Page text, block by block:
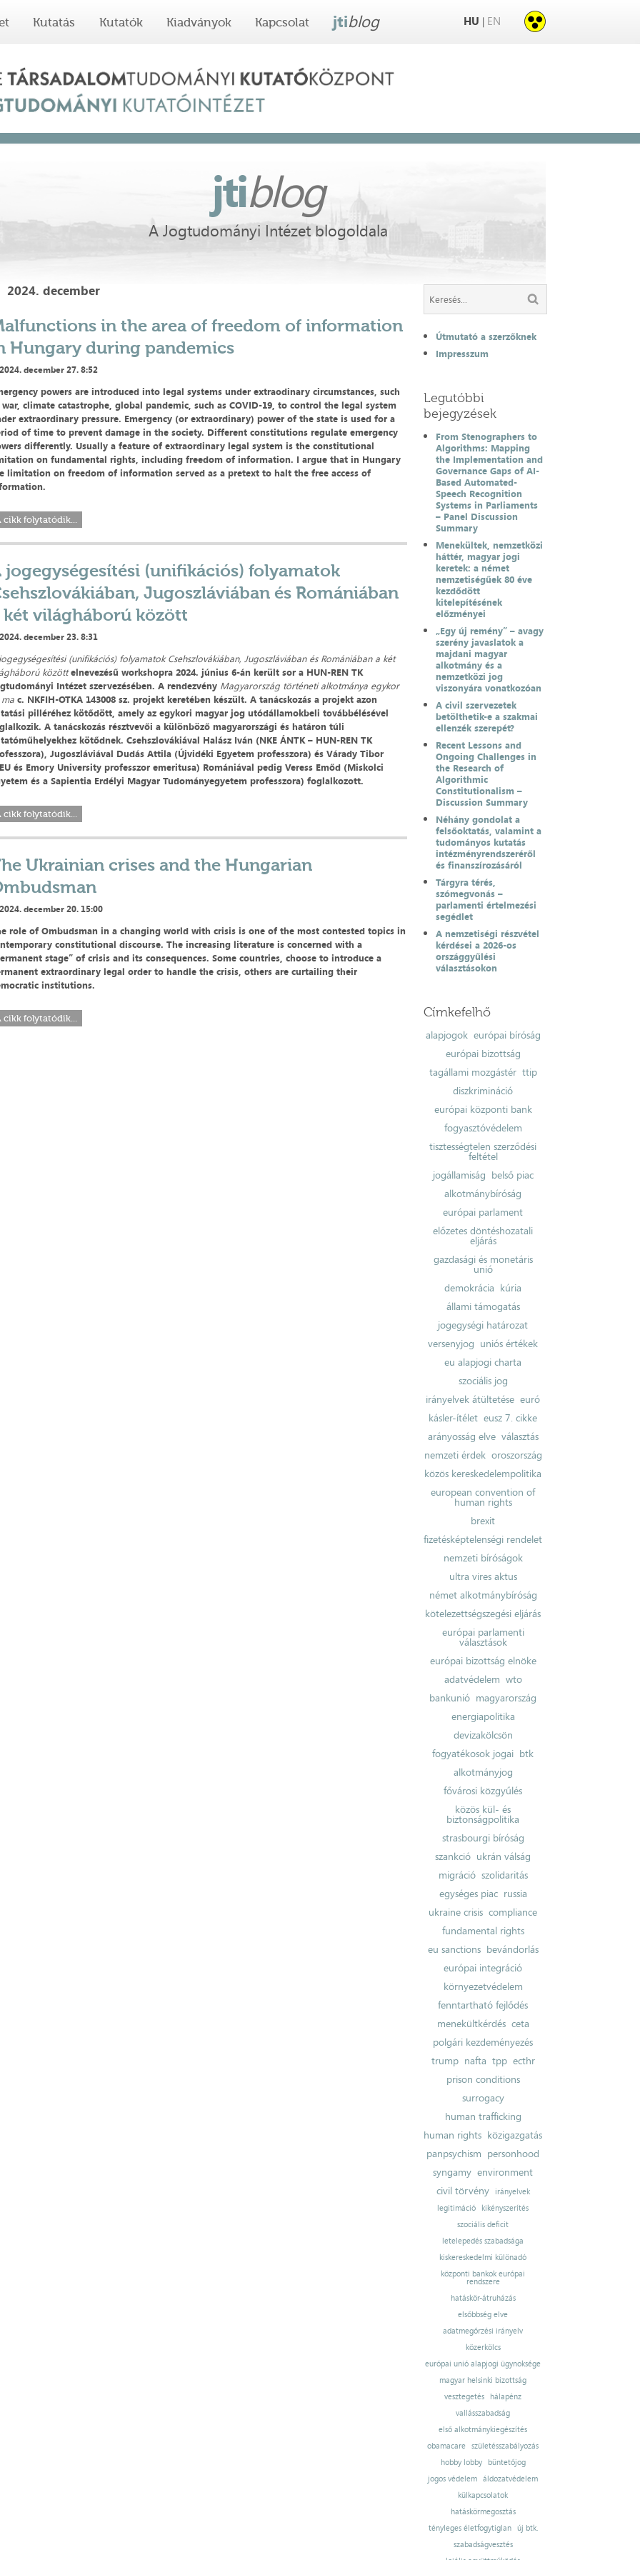
Kutatás Kutatók Kiadványok Kapcsolat jtiblog HU | EN
jtiblog
A Jogtudományi Intézet blogoldala
2024. december
in the area of freedom of information
Hungary during pandemics
december 27. 8:52
powers are introduced into legal systems under extraodinary circumstances, such
war, climate catastrophe, global pandemic, such as COVID-19, to control the legal system
extraordinary pressure. Emergency (or extraordinary) power of the state is used for a
of time to prevent damage in the society. Different constitutions regulate emergency
differently. Usually a feature of extraordinary legal system is the constitutional
on fundamental rights, including freedom of information. I argue that in Hungary
limitation on freedom of information served as a pretext to halt the free access of
cikk folytatódik...
jogegységesítési (unifikációs) folyamatok
Jugoszláviában és Romániában
két világháború között
december 23. 8:31
(unifikációs) folyamatok Csehszlovákiában, Jugoszláviában és Romániában a két
közöttelnevezésű workshopra 2024. június 6-án került sor a HUN-REN TK
Intézet szervezésében. A rendezvény Magyarország történeti alkotmánya egykor
ma c. NKFIH-OTKA 143008 sz. projekt keretében készült. A tanácskozás a projekt azon
pilléréhez kötődött, amely az egykori magyar jog utódállamokbeli továbbélésével
A tanácskozás résztvevői a különböző magyarországi és határon túli
kötődnek. Csehszlovákiával Halász Iván (NKE ÁNTK – HUN-REN TK
Jugoszláviával Dudás Attila (Újvidéki Egyetem professzora) és Várady Tibor
és Emory University professzor emeritusa) Romániával pedig Veress Emőd (Miskolci
és a Sapientia Erdélyi Magyar Tudományegyetem professzora) foglalkozott.
cikk folytatódik...
Ukrainian crises and the Hungarian
december 20. 15:00
role of Ombudsman in a changing world with crisis is one of the most contested topics in
constitutional discourse. The increasing literature is concerned with a
stage” of crisis and its consequences. Some countries, choose to introduce a
extraordinary legal order to handle the crisis, others are curtailing their
institutions.
cikk folytatódik...
Útmutató a szerzőknek
Impresszum
Legutóbbi
bejegyzések
From Stenographers to
Algorithms: Mapping
the Implementation and
Governance Gaps of AI-
Based Automated-
Speech Recognition
Systems in Parliaments
– Panel Discussion
Summary
Menekültek, nemzetközi
háttér, magyar jogi
keretek: a német
nemzetiségűek 80 éve
kezdődött
kitelepítésének
előzményei
„Egy új remény” – avagy
szerény javaslatok a
majdani magyar
alkotmány és a
nemzetközi jog
viszonyára vonatkozóan
A civil szervezetek
betölthetik-e a szakmai
ellenzék szerepét?
Recent Lessons and
Ongoing Challenges in
the Research of
Algorithmic
Constitutionalism –
Discussion Summary
Néhány gondolat a
felsőoktatás, valamint a
tudományos kutatás
intézményrendszeréről
és finanszírozásáról
Tárgyra térés,
szómegvonás –
parlamenti értelmezési
segédlet
A nemzetiségi részvétel
kérdései a 2026-os
országgyűlési
választásokon
Címkefelhő
alapjogok európai bíróság
európai bizottság
tagállami mozgástér ttip
diszkrimináció
európai központi bank
fogyasztóvédelem
tisztességtelen szerződési
feltétel
jogállamiság belső piac
alkotmánybíróság
európai parlament
előzetes döntéshozatali
eljárás
gazdasági és monetáris
unió
demokrácia kúria
állami támogatás
jogegységi határozat
versenyjog uniós értékek
eu alapjogi charta
szociális jog
irányelvek átültetése euró
kásler-ítélet eusz 7. cikke
arányosság elve választás
nemzeti érdek oroszország
közös kereskedelempolitika
european convention of
human rights
brexit
fizetésképtelenségi rendelet
nemzeti bíróságok
ultra vires aktus
német alkotmánybíróság
kötelezettségszegési eljárás
európai parlamenti
választások
európai bizottság elnöke
adatvédelem wto
bankunió magyarország
energiapolitika
devizakölcsön
fogyatékosok jogai btk
alkotmányjog
fővárosi közgyűlés
közös kül- és
biztonságpolitika
strasbourgi bíróság
szankció ukrán válság
migráció szolidaritás
egységes piac russia
ukraine crisis compliance
fundamental rights
eu sanctions bevándorlás
európai integráció
környezetvédelem
fenntartható fejlődés
menekültkérdés ceta
polgári kezdeményezés
trump nafta tpp ecthr
prison conditions
surrogacy
human trafficking
human rights közigazgatás
panpsychism personhood
syngamy environment
civil törvény
irányelvek
legitimáció
kikényszerítés
szociális deficit
letelepedés szabadsága
kiskereskedelmi különadó
központi bankok európai
rendszere
hatáskör-átruházás
elsőbbség elve
adatmegőrzési irányelv
közerkölcs
európai unió alapjogi ügynoksége
magyar helsinki bizottság
vesztegetés
hálapénz
vallásszabadság
első alkotmánykiegészítés
obamacare
születésszabályozás
hobby lobby
büntetőjog
jogos védelem
áldozatvédelem
külkapcsolatok
hatáskörmegosztás
tényleges életfogytiglan új btk.
szabadságvesztés